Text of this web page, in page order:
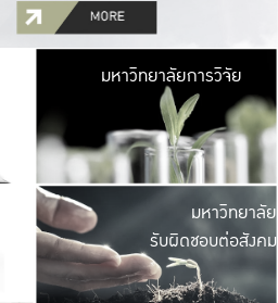
มหาวิ
มีพื้นที่เขียวสดใส
เป็นป่าในเมือง เกษต
มหาวิทยาลัยการวิจัย
มหาวิ
ค
เปิดประ
และพบเรื่องราวใ
มหาวิทยาลัย
รับผิดชอบต่อสังคม